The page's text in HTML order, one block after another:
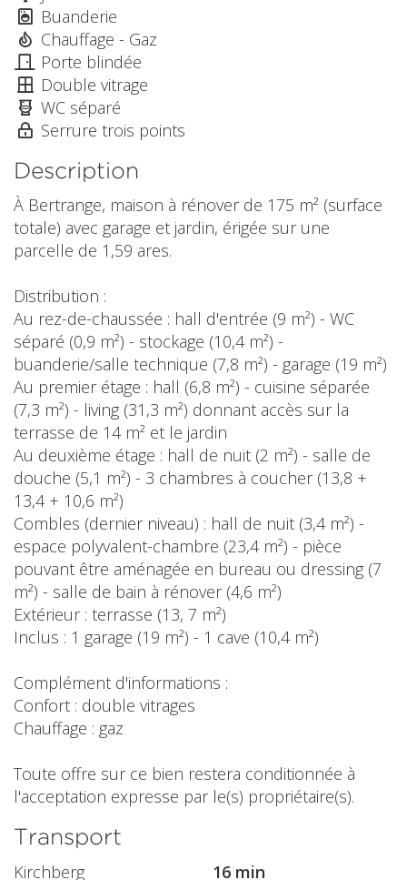
Buanderie
Chauffage - Gaz
Porte blindée
Double vitrage
WC séparé
Serrure trois points
Description
À Bertrange, maison à rénover de 175 m² (surface
totale) avec garage et jardin, érigée sur une
parcelle de 1,59 ares.
Distribution :
Au rez-de-chaussée : hall d'entrée (9 m²) - WC
séparé (0,9 m²) - stockage (10,4 m²) -
buanderie/salle technique (7,8 m²) - garage (19 m²)
Au premier étage : hall (6,8 m²) - cuisine séparée
(7,3 m²) - living (31,3 m²) donnant accès sur la
terrasse de 14 m² et le jardin
Au deuxième étage : hall de nuit (2 m²) - salle de
douche (5,1 m²) - 3 chambres à coucher (13,8 +
13,4 + 10,6 m²)
Combles (dernier niveau) : hall de nuit (3,4 m²) -
espace polyvalent-chambre (23,4 m²) - pièce
pouvant être aménagée en bureau ou dressing (7
m²) - salle de bain à rénover (4,6 m²)
Extérieur : terrasse (13, 7 m²)
Inclus : 1 garage (19 m²) - 1 cave (10,4 m²)
Complément d'informations :
Confort : double vitrages
Chauffage : gaz
Toute offre sur ce bien restera conditionnée à
l'acceptation expresse par le(s) propriétaire(s).
Transport
Kirchberg 16 min